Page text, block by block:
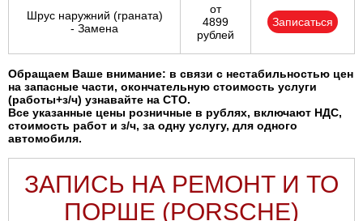
Шрус наружний (граната)
- Замена
от
4899
рублей
Записаться
Обращаем Ваше внимание: в связи с нестабильностью цен
на запасные части, окончательную стоимость услуги
(работы+з/ч) узнавайте на СТО.
Все указанные цены розничные в рублях, включают НДС,
стоимость работ и з/ч, за одну услугу, для одного
автомобиля.
ЗАПИСЬ НА РЕМОНТ И ТО
ПОРШЕ (PORSCHE)